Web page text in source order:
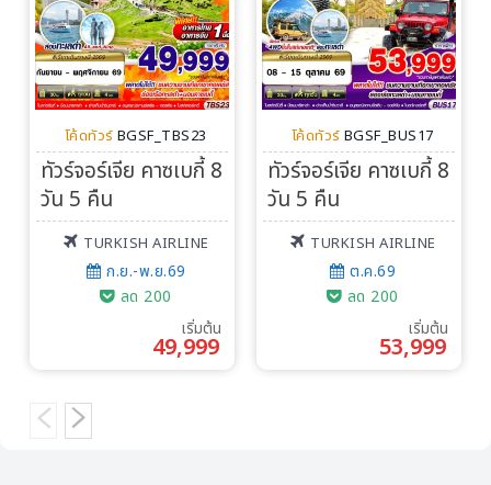
โค้ดทัวร์ BGSF_TBS23
ทัวร์จอร์เจีย คาซเบกี้ 8
วัน 5 คืน
TURKISH AIRLINE
ก.ย.-พ.ย.69
ลด 200
เริ่มต้น
49,999
โค้ดทัวร์ BGSF_BUS17
ทัวร์จอร์เจีย คาซเบกี้ 8
วัน 5 คืน
TURKISH AIRLINE
ต.ค.69
ลด 200
เริ่มต้น
53,999